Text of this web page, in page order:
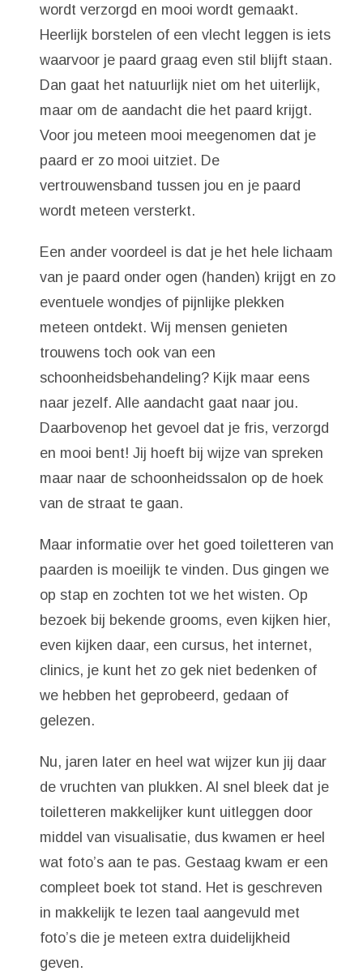
wordt verzorgd en mooi wordt gemaakt.
Heerlijk borstelen of een vlecht leggen is iets
waarvoor je paard graag even stil blijft staan.
Dan gaat het natuurlijk niet om het uiterlijk,
maar om de aandacht die het paard krijgt.
Voor jou meteen mooi meegenomen dat je
paard er zo mooi uitziet. De
vertrouwensband tussen jou en je paard
wordt meteen versterkt.
Een ander voordeel is dat je het hele lichaam
van je paard onder ogen (handen) krijgt en zo
eventuele wondjes of pijnlijke plekken
meteen ontdekt. Wij mensen genieten
trouwens toch ook van een
schoonheidsbehandeling? Kijk maar eens
naar jezelf. Alle aandacht gaat naar jou.
Daarbovenop het gevoel dat je fris, verzorgd
en mooi bent! Jij hoeft bij wijze van spreken
maar naar de schoonheidssalon op de hoek
van de straat te gaan.
Maar informatie over het goed toiletteren van
paarden is moeilijk te vinden. Dus gingen we
op stap en zochten tot we het wisten. Op
bezoek bij bekende grooms, even kijken hier,
even kijken daar, een cursus, het internet,
clinics, je kunt het zo gek niet bedenken of
we hebben het geprobeerd, gedaan of
gelezen.
Nu, jaren later en heel wat wijzer kun jij daar
de vruchten van plukken. Al snel bleek dat je
toiletteren makkelijker kunt uitleggen door
middel van visualisatie, dus kwamen er heel
wat foto’s aan te pas. Gestaag kwam er een
compleet boek tot stand. Het is geschreven
in makkelijk te lezen taal aangevuld met
foto’s die je meteen extra duidelijkheid
geven.